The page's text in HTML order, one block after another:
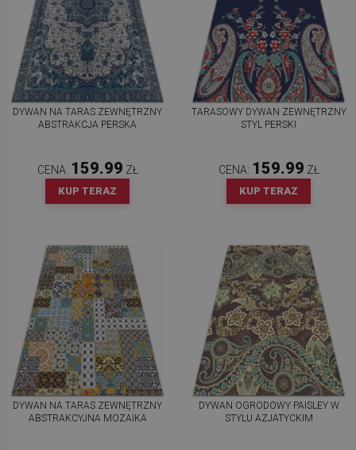
DYWAN NA TARAS ZEWNĘTRZNY
ABSTRAKCJA PERSKA
CENA: 159.99 ZŁ
KUP TERAZ
TARASOWY DYWAN ZEWNĘTRZNY
STYL PERSKI
CENA: 159.99 ZŁ
KUP TERAZ
DYWAN NA TARAS ZEWNĘTRZNY
ABSTRAKCYJNA MOZAIKA
DYWAN OGRODOWY PAISLEY W
STYLU AZJATYCKIM